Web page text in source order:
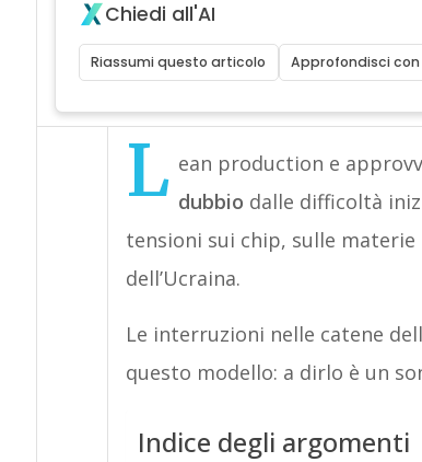
Chiedi all'AI
Riassumi questo articolo Approfondisci
L ean production e
dubbio dalle difficoltà
tensioni sui chip, sulle materie
dell’Ucraina.
Le interruzioni nelle catene
questo modello: a dirlo è un
Indice degli argomenti